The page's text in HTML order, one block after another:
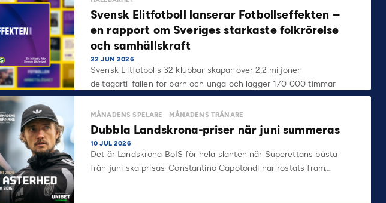
Svensk Elitfotboll lanserar Fotbollseffekten –
en rapport om Sveriges starkaste folkrörelse
och samhällskraft
22 JUN 2026
Svensk Elitfotbolls 32 klubbar skapar över 2,2 miljoner
deltagartillfällen för barn och unga och lägger 170 000 timmar
på…
MÅNADENS SPELARE MÅNADENS TRÄNARE
Dubbla Landskrona-priser när juni summeras
10 JUL 2026
Det är Landskrona BoIS för hela slanten när Superettans bästa
från juni ska prisas. Constantino Capotondi har röstats fram…